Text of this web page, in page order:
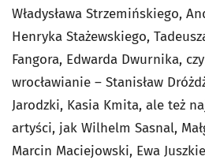
Władysława Strzemińskiego,
Henryka Stażewskiego,
Fangora, Edwarda Dwurnika,
wrocławianie – Stanisław
Jarodzki, Kasia Kmita, ale też
artyści, jak Wilhelm Sasnal,
Marcin Maciejowski, Ewa